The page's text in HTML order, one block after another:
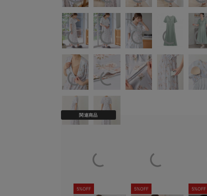
関連商品
5%OFF 5%OFF 5%OFF